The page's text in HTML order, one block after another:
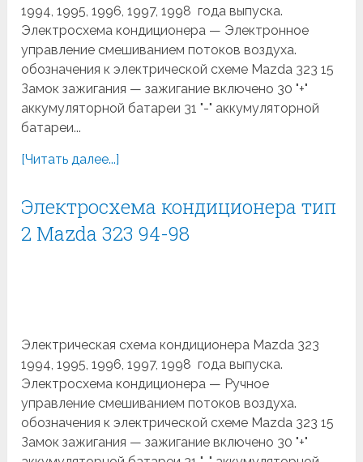
1994, 1995, 1996, 1997, 1998 года выпуска.
Электросхема кондиционера — Электронное
управление смешиванием потоков воздуха.
обозначения к электрической схеме Mazda 323 15
Замок зажигания — зажигание включено 30 "+"
аккумуляторной батареи 31 "-" аккумуляторной
батареи...
[Читать далее...]
Электросхема кондиционера тип
2 Mazda 323 94-98
Электрическая схема кондиционера Mazda 323
1994, 1995, 1996, 1997, 1998 года выпуска.
Электросхема кондиционера — Ручное
управление смешиванием потоков воздуха.
обозначения к электрической схеме Mazda 323 15
Замок зажигания — зажигание включено 30 "+"